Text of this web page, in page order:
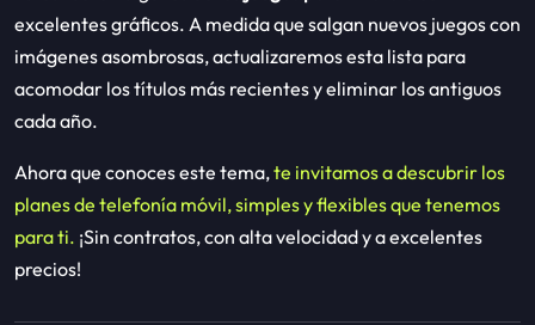
excelentes gráficos. A medida que salgan nuevos juegos con
imágenes asombrosas, actualizaremos esta lista para
acomodar los títulos más recientes y eliminar los antiguos
cada año.
Ahora que conoces este tema,te invitamos a descubrir los
planes de telefonía móvil, simples y flexibles que tenemos
para ti. ¡Sin contratos, con alta velocidad y a excelentes
precios!